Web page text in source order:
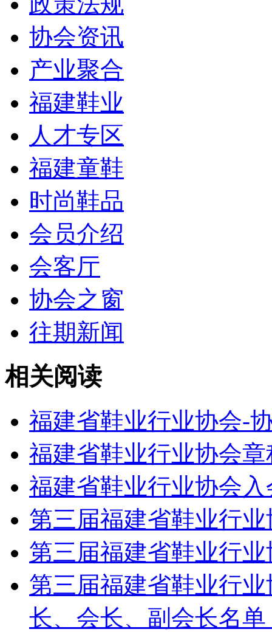
协会资讯
产业聚合
福建鞋业
人才专区
福建童鞋
时尚鞋品
会员介绍
会客厅
协会之窗
往期新闻
相关阅读
福建省鞋业行业协会-
福建省鞋业行业协会章
福建省鞋业行业协会
第三届福建省鞋业行
第三届福建省鞋业行
第三届福建省鞋业行
长、会长、副会长名单